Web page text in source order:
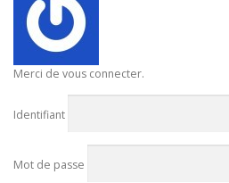
Merci de vous connecter.
Identifiant
Mot de passe